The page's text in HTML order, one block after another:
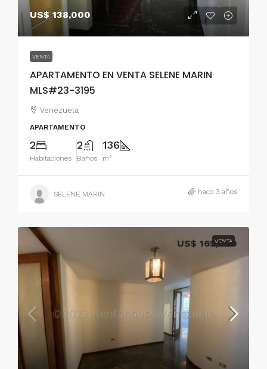
US$ 138,000
VENTA
APARTAMENTO EN VENTA SELENE MARIN
MLS#23-3195
Venezuela
APARTAMENTO
2
Habitaciones
2
Baños
136
m²
SELENE MARIN hace 3 años
VENTA
US$ 165,000